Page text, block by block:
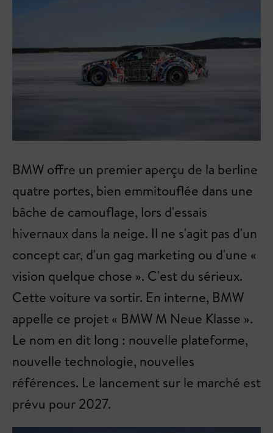
BMW offre un premier aperçu de la berline
quatre portes, bien emmitouflée dans une
bâche de camouflage, lors d'essais
hivernaux dans la neige. Il ne s'agit pas d'un
concept car, d'un gag marketing ou d'une «
vision quelque chose ». C'est du sérieux.
Cette voiture va sortir. En interne, BMW
appelle ce projet « BMW M Neue Klasse ».
Le nom en dit long : nouvelle plateforme,
nouvelle technologie, nouvelles
références. Le lancement sur le marché est
prévu pour 2027.